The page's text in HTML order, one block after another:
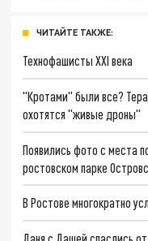
ЧИТАЙТЕ ТАКЖЕ:
Технофашисты XXI века
"Кротами" были все?
охотятся "живые дроны"
Появились фото с места
ростовском парке
В Ростове многократно